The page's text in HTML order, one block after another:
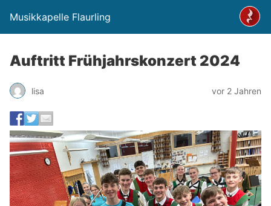
Musikkapelle Flaurling
Auftritt Frühjahrskonzert 2024
lisa vor 2 Jahren